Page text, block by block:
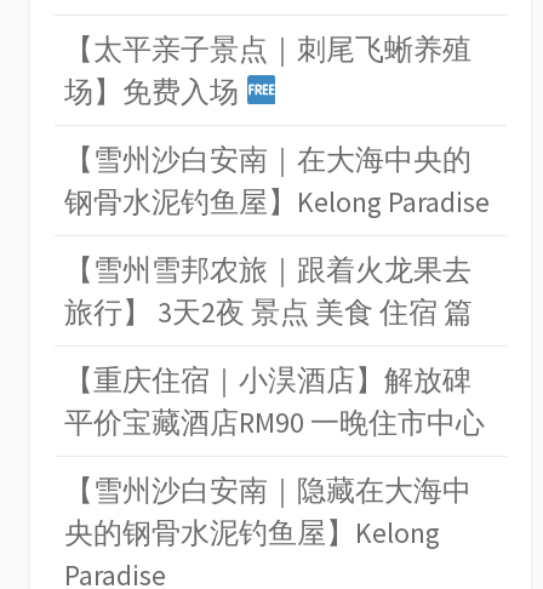
【太平亲子景点｜刺尾飞蜥养殖
场】免费入场
【雪州沙白安南｜在大海中央的
钢骨水泥钓鱼屋】Kelong Paradise
【雪州雪邦农旅｜跟着火龙果去
旅行】 3天2夜 景点 美食 住宿 篇
【重庆住宿｜小淏酒店】解放碑
平价宝藏酒店RM90 一晚住市中心
【雪州沙白安南｜隐藏在大海中
央的钢骨水泥钓鱼屋】Kelong
Paradise